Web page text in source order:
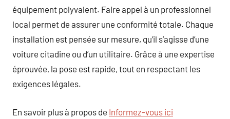
équipement polyvalent. Faire appel à un professionnel
local permet de assurer une conformité totale. Chaque
installation est pensée sur mesure, qu’il s’agisse d’une
voiture citadine ou d’un utilitaire. Grâce à une expertise
éprouvée, la pose est rapide, tout en respectant les
exigences légales.
En savoir plus à propos de Informez-vous ici